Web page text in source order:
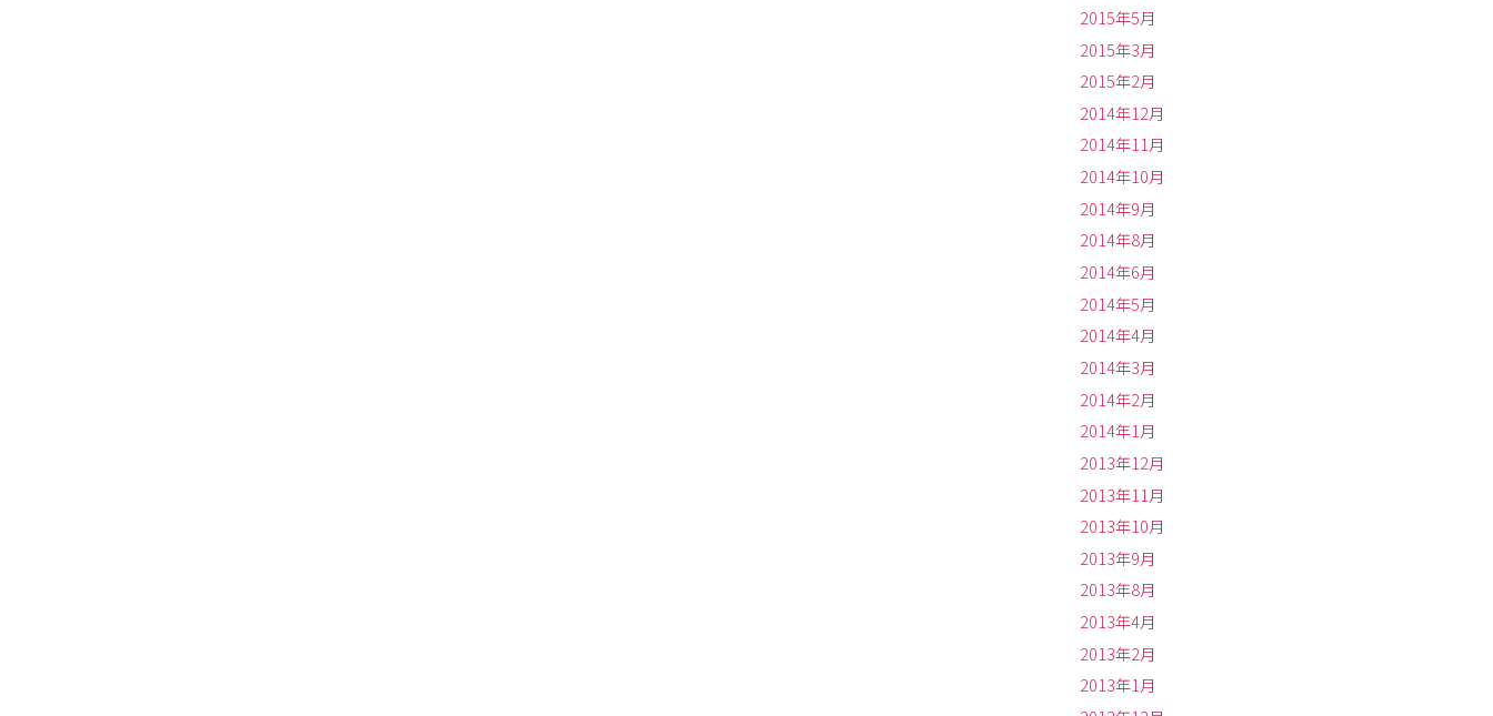
2015年5月
2015年3月
2015年2月
2014年12月
2014年11月
2014年10月
2014年9月
2014年8月
2014年6月
2014年5月
2014年4月
2014年3月
2014年2月
2014年1月
2013年12月
2013年11月
2013年10月
2013年9月
2013年8月
2013年4月
2013年2月
2013年1月